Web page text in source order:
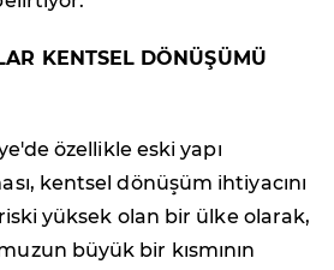
KENTSEL DÖNÜŞÜMÜ
özellikle eski yapı
kentsel dönüşüm ihtiyacını
yüksek olan bir ülke olarak,
büyük bir kısmının